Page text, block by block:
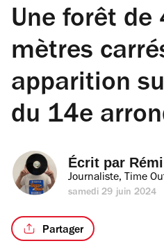
Une forêt de
mètres
apparition
du 14e
Écrit par
Journaliste, Time
samedi 29 juin 2024
Partager